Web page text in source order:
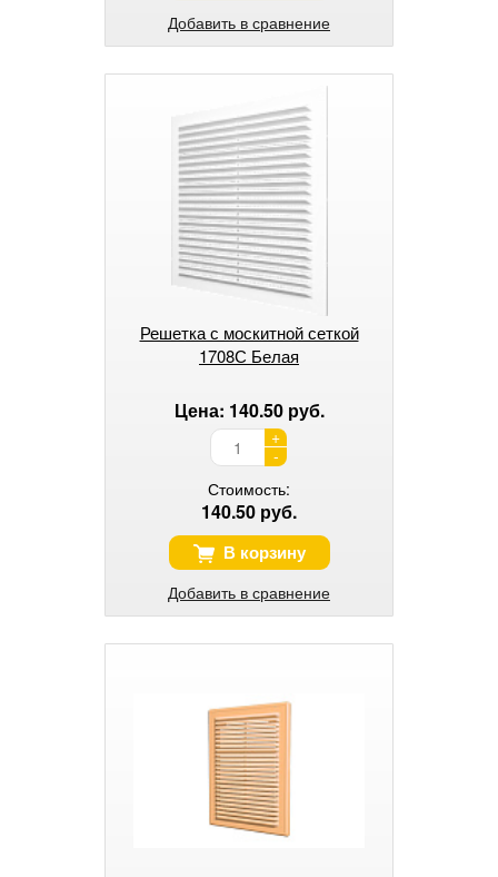
Добавить в сравнение
Решетка с москитной сеткой
1708С Белая
Цена: 140.50 руб.
+
-
Стоимость:
140.50 руб.
В корзину
Добавить в сравнение